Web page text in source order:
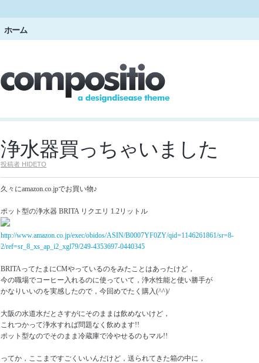
ホーム
浄水器買っちゃいました
投稿者 HIDETO
久々にamazon.co.jpでお買い物♪
ポット型の浄水器 BRITA リクエリ 1.2リットル
http://www.amazon.co.jp/exec/obidos/ASIN/B0007YF0ZY/qid=1146261861/sr=8-
2/ref=sr_8_xs_ap_i2_xgl79/249-4353697-0440345
BRITAってたまにCMやっているのをみたことはあったけど，
今の職場でコーヒー入れるのに使っていて，浄水性能と使い勝手が
かなりいいのを実感したので，今回めでたく購入(^^)/
大阪の水道水だとさすがにそのままは飲めないけど，
これつかって浄水すれば問題なく飲めます!!
ポット型なのでそのまま冷蔵庫で冷やせるのもマル!!
ってか，ここまですごくいいんだけど，送られてきた箱の中に，